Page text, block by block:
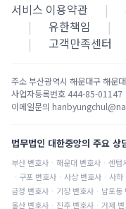
서비스 이용약관 |
|
유한책임 |
|
고객만족센터
주소부산광역시 해운대구 해운
사업자등록번호 444-85-01147
이메일문의
법무법인 대한중앙의 주요 상
부산 변호사 · 해운대 변호사 · 센텀
· 구포 변호사 · 사상 변호사 · 사하
금정 변호사 · 기장 변호사 · 남포동
울산 변호사 · 진주 변호사 · 거제